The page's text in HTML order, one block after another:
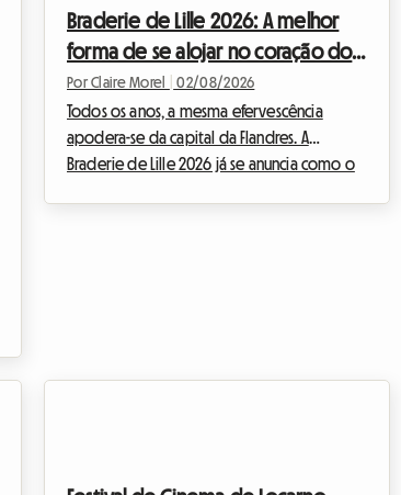
Braderie de Lille 2026: A melhor
forma de se alojar no coração do
evento sem gastar uma fortuna
Por Claire Morel 02/08/2026
Todos os anos, a mesma efervescência
apodera-se da capital da Flandres. A
Braderie de Lille 2026 já se anuncia como o